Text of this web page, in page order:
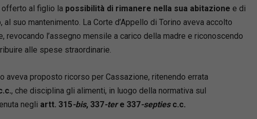
offerto al figlio la possibilità di rimanere nella sua abitazione e di
suo mantenimento. La Corte d’Appello di Torino aveva accolto
revocando l’assegno mensile a carico della madre e riconoscendo
alle spese straordinarie.
aveva proposto ricorso per Cassazione, ritenendo errata
, che disciplina gli alimenti, in luogo della normativa sul
negli artt. 315-bis, 337-tere 337-septiesc.c.